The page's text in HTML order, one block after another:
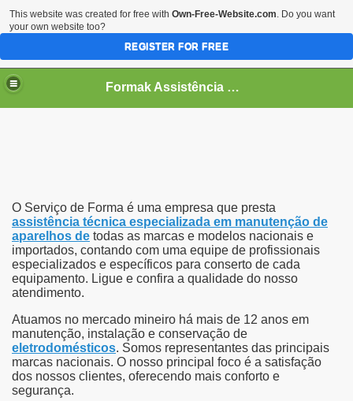
Formak Assistência Técnica
O Serviço de Forma é uma empresa que presta
assistência técnica especializada em manutenção de
aparelhos de todas as marcas e modelos nacionais e
importados, contando com uma equipe de profissionais
especializados e específicos para conserto de cada
equipamento. Ligue e confira a qualidade do nosso
atendimento.
Atuamos no mercado mineiro há mais de 12 anos em
manutenção, instalação e conservação de
eletrodomésticos. Somos representantes das principais
marcas nacionais. O nosso principal foco é a satisfação
dos nossos clientes, oferecendo mais conforto e
segurança.
This website was created for free with Own-Free-Website.com. Do you want
your own website too?
REGISTER FOR FREE